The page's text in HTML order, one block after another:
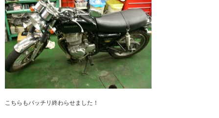
こちらもバッチリ終わらせました！